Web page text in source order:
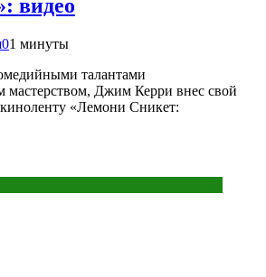
видео
01 минуты
талантами
Джим Керри внес свой
«Лемони Сникет: